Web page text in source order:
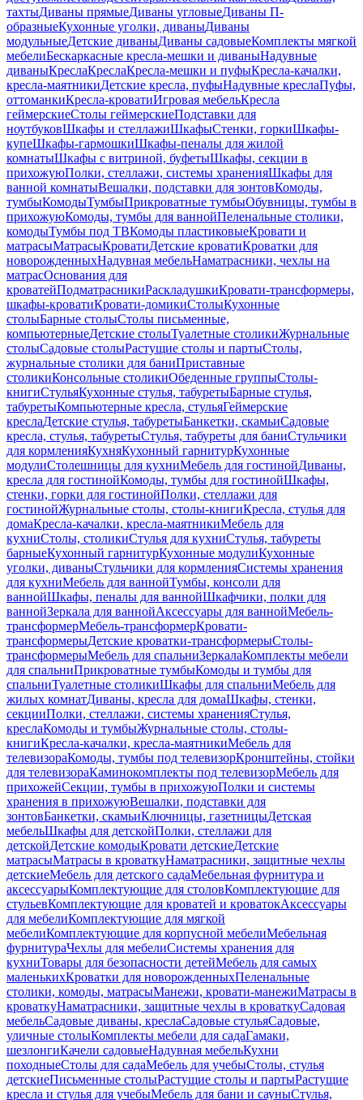
тахтыДиваны прямыеДиваны угловыеДиваны П-
образныеКухонные уголки, диваныДиваны
модульныеДетские диваныДиваны садовыеКомплекты мягкой
мебелиБескаркасные кресла-мешки и диваныНадувные
диваныКреслаКреслаКресла-мешки и пуфыКресла-качалки,
кресла-маятникиДетские кресла, пуфыНадувные креслаПуфы,
оттоманкиКресла-кроватиИгровая мебельКресла
геймерскиеСтолы геймерскиеПодставки для
ноутбуковШкафы и стеллажиШкафыСтенки, горкиШкафы-
купеШкафы-гармошкиШкафы-пеналы для жилой
комнатыШкафы с витриной, буфетыШкафы, секции в
прихожуюПолки, стеллажи, системы храненияШкафы для
ванной комнатыВешалки, подставки для зонтовКомоды,
тумбыКомодыТумбыПрикроватные тумбыОбувницы, тумбы в
прихожуюКомоды, тумбы для ваннойПеленальные столики,
комодыТумбы под ТВКомоды пластиковыеКровати и
матрасыМатрасыКроватиДетские кроватиКроватки для
новорожденныхНадувная мебельНаматрасники, чехлы на
матрасОснования для
кроватейПодматрасникиРаскладушкиКровати-трансформеры,
шкафы-кроватиКровати-домикиСтолыКухонные
столыБарные столыСтолы письменные,
компьютерныеДетские столыТуалетные столикиЖурнальные
столыСадовые столыРастущие столы и партыСтолы,
журнальные столики для баниПриставные
столикиКонсольные столикиОбеденные группыСтолы-
книгиСтульяКухонные стулья, табуретыБарные стулья,
табуретыКомпьютерные кресла, стульяГеймерские
креслаДетские стулья, табуретыБанкетки, скамьиСадовые
кресла, стулья, табуретыСтулья, табуреты для баниСтульчики
для кормленияКухняКухонный гарнитурКухонные
модулиСтолешницы для кухниМебель для гостинойДиваны,
кресла для гостинойКомоды, тумбы для гостинойШкафы,
стенки, горки для гостинойПолки, стеллажи для
гостинойЖурнальные столы, столы-книгиКресла, стулья для
домаКресла-качалки, кресла-маятникиМебель для
кухниСтолы, столикиСтулья для кухниСтулья, табуреты
барныеКухонный гарнитурКухонные модулиКухонные
уголки, диваныСтульчики для кормленияСистемы хранения
для кухниМебель для ваннойТумбы, консоли для
ваннойШкафы, пеналы для ваннойШкафчики, полки для
ваннойЗеркала для ваннойАксессуары для ваннойМебель-
трансформерМебель-трансформерКровати-
трансформерыДетские кроватки-трансформерыСтолы-
трансформерыМебель для спальниЗеркалаКомплекты мебели
для спальниПрикроватные тумбыКомоды и тумбы для
спальниТуалетные столикиШкафы для спальниМебель для
жилых комнатДиваны, кресла для домаШкафы, стенки,
секцииПолки, стеллажи, системы храненияСтулья,
креслаКомоды и тумбыЖурнальные столы, столы-
книгиКресла-качалки, кресла-маятникиМебель для
телевизораКомоды, тумбы под телевизорКронштейны, стойки
для телевизораКаминокомплекты под телевизорМебель для
прихожейСекции, тумбы в прихожуюПолки и системы
хранения в прихожуюВешалки, подставки для
зонтовБанкетки, скамьиКлючницы, газетницыДетская
мебельШкафы для детскойПолки, стеллажи для
детскойДетские комодыКровати детскиеДетские
матрасыМатрасы в кроваткуНаматрасники, защитные чехлы
детскиеМебель для детского садаМебельная фурнитура и
аксессуарыКомплектующие для столовКомплектующие для
стульевКомплектующие для кроватей и кроватокАксессуары
для мебелиКомплектующие для мягкой
мебелиКомплектующие для корпусной мебелиМебельная
фурнитураЧехлы для мебелиСистемы хранения для
кухниТовары для безопасности детейМебель для самых
маленькихКроватки для новорожденныхПеленальные
столики, комоды, матрасыМанежи, кровати-манежиМатрасы в
кроваткуНаматрасники, защитные чехлы в кроваткуСадовая
мебельСадовые диваны, креслаСадовые стульяСадовые,
уличные столыКомплекты мебели для садаГамаки,
шезлонгиКачели садовыеНадувная мебельКухни
походныеСтолы для садаМебель для учебыСтолы, стулья
детскиеПисьменные столыРастущие столы и партыРастущие
кресла и стулья для учебыМебель для бани и сауныСтулья,